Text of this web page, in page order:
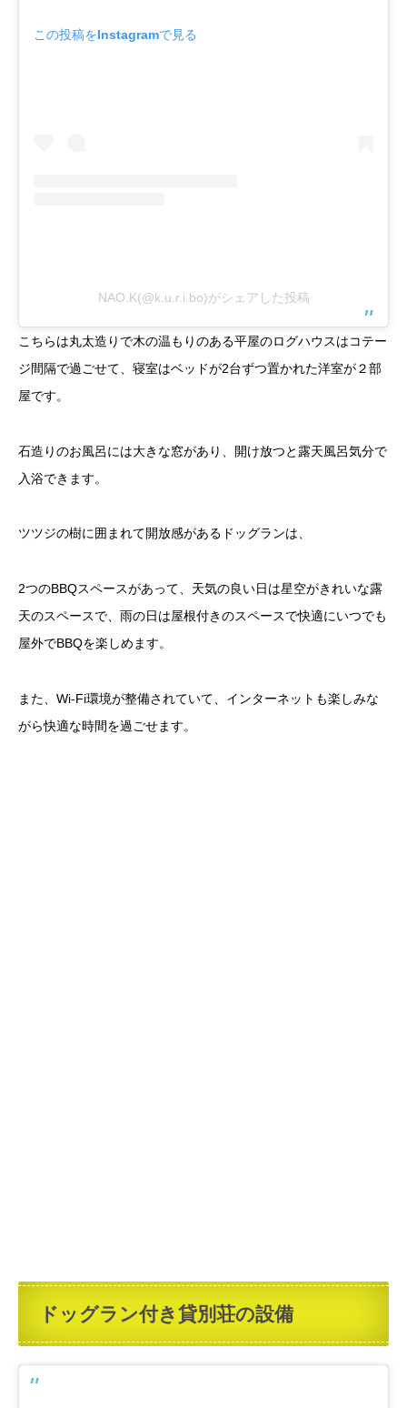
この投稿をInstagramで見る
NAO.K(@k.u.r.i.bo)がシェアした投稿
こちらは丸太造りで木の温もりのある平屋のログハウスはコテー
ジ間隔で過ごせて、寝室はベッドが2台ずつ置かれた洋室が２部
屋です。
石造りのお風呂には大きな窓があり、開け放つと露天風呂気分で
入浴できます。
ツツジの樹に囲まれて開放感があるドッグランは、
2つのBBQスペースがあって、天気の良い日は星空がきれいな露
天のスペースで、雨の日は屋根付きのスペースで快適にいつでも
屋外でBBQを楽しめます。
また、Wi-Fi環境が整備されていて、インターネットも楽しみな
がら快適な時間を過ごせます。
ドッグラン付き貸別荘の設備